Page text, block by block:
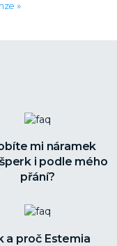
»
mi náramek
i podle mého
přání?
a proč Estemia